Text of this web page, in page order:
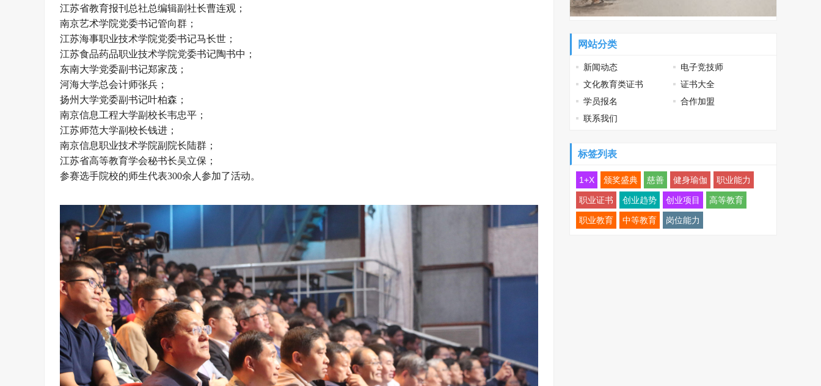
江苏省教育报刊总社总编辑副社长曹连观；
南京艺术学院党委书记管向群；
江苏海事职业技术学院党委书记马长世；
江苏食品药品职业技术学院党委书记陶书中；
东南大学党委副书记郑家茂；
河海大学总会计师张兵；
扬州大学党委副书记叶柏森；
南京信息工程大学副校长韦忠平；
江苏师范大学副校长钱进；
南京信息职业技术学院副院长陆群；
江苏省高等教育学会秘书长吴立保；
参赛选手院校的师生代表300余人参加了活动。
网站分类
新闻动态
电子竞技师
文化教育类证书
证书大全
学员报名
合作加盟
联系我们
标签列表
1+X 颁奖盛典 慈善 健身瑜伽 职业能力
职业证书 创业趋势 创业项目 高等教育
职业教育 中等教育 岗位能力